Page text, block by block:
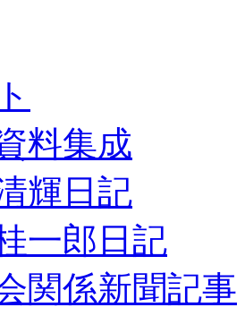
料集成
輝日記
一郎日記
関係新聞記事